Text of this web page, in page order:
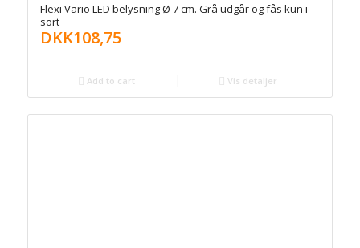
Flexi Vario LED belysning Ø 7 cm. Grå udgår og fås kun i
sort
DKK108,75
Add to cart Vis detaljer